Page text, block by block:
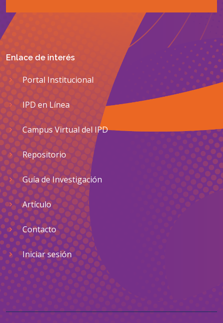
Enlace de interés
Portal Institucional
IPD en Línea
Campus Virtual del IPD
Repositorio
Guía de Investigación
Artículo
Contacto
Iniciar sesión